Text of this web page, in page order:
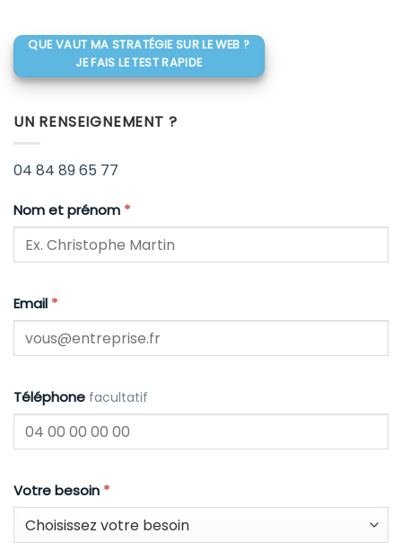
QUE VAUT MA STRATÉGIE SUR LE WEB ?
JE FAIS LE TEST RAPIDE
UN RENSEIGNEMENT ?
04 84 89 65 77
Nom et prénom *
Email *
Téléphone facultatif
Votre besoin *